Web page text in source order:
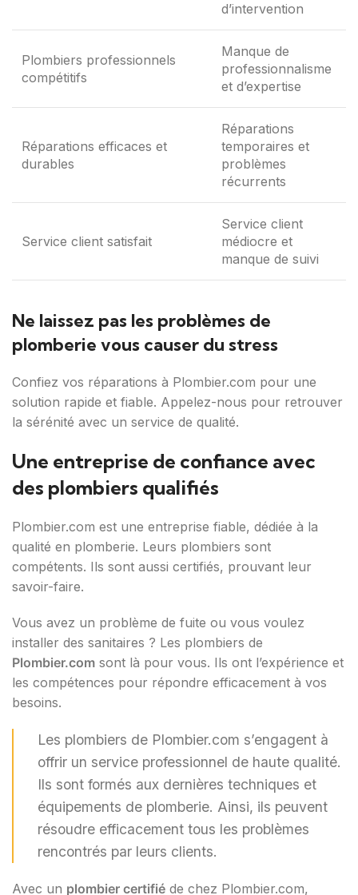
d’intervention
Plombiers professionnels
compétitifs
Manque de
professionnalisme
et d’expertise
Réparations efficaces et
durables
Réparations
temporaires et
problèmes
récurrents
Service client satisfait
Service client
médiocre et
manque de suivi
Ne laissez pas les problèmes de
plomberie vous causer du stress
Confiez vos réparations à Plombier.com pour une
solution rapide et fiable. Appelez-nous pour retrouver
la sérénité avec un service de qualité.
Une entreprise de confiance avec
des plombiers qualifiés
Plombier.com est une entreprise fiable, dédiée à la
qualité en plomberie. Leurs plombiers sont
compétents. Ils sont aussi certifiés, prouvant leur
savoir-faire.
Vous avez un problème de fuite ou vous voulez
installer des sanitaires ? Les plombiers de
Plombier.com sont là pour vous. Ils ont l’expérience et
les compétences pour répondre efficacement à vos
besoins.
Les plombiers de Plombier.com s’engagent à
offrir un service professionnel de haute qualité.
Ils sont formés aux dernières techniques et
équipements de plomberie. Ainsi, ils peuvent
résoudre efficacement tous les problèmes
rencontrés par leurs clients.
Avec un plombier certifié de chez Plombier.com,